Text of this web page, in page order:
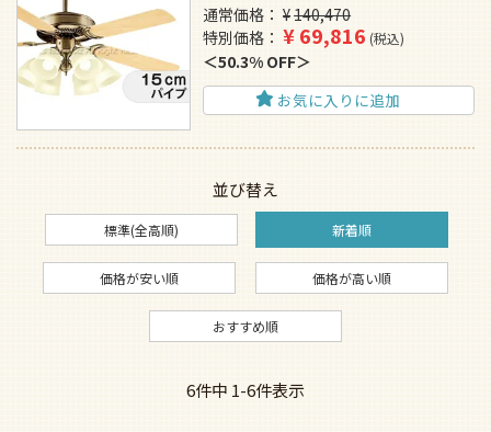
通常価格
¥140,470
特別価格
¥69,816 税込
50.3% OFF
お気に入りに追加
並び替え
標準(全高順) 新着順
価格が安い順 価格が高い順
おすすめ順
6件中 1-6件表示